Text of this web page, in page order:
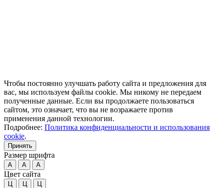
Чтобы постоянно улучшать работу сайта и предложения для
вас, мы используем файлы cookie. Мы никому не передаем
полученные данные. Если вы продолжаете пользоваться
сайтом, это означает, что вы не возражаете против
применения данной технологии.
Подробнее: Политика конфиденциальности и использования
cookie.
Принять
Размер шрифта
A A A
Цвет сайта
Ц Ц Ц